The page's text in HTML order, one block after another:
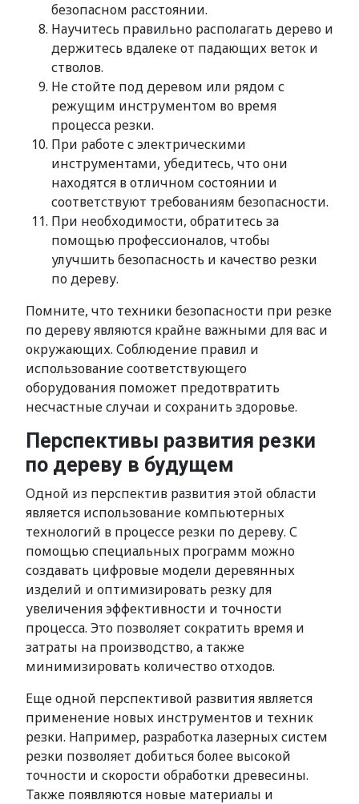
безопасном расстоянии.
Научитесь правильно располагать дерево и
держитесь вдалеке от падающих веток и
стволов.
Не стойте под деревом или рядом с
режущим инструментом во время
процесса резки.
При работе с электрическими
инструментами, убедитесь, что они
находятся в отличном состоянии и
соответствуют требованиям безопасности.
При необходимости, обратитесь за
помощью профессионалов, чтобы
улучшить безопасность и качество резки
по дереву.
Помните, что техники безопасности при резке
по дереву являются крайне важными для вас и
окружающих. Соблюдение правил и
использование соответствующего
оборудования поможет предотвратить
несчастные случаи и сохранить здоровье.
Перспективы развития резки
по дереву в будущем
Одной из перспектив развития этой области
является использование компьютерных
технологий в процессе резки по дереву. С
помощью специальных программ можно
создавать цифровые модели деревянных
изделий и оптимизировать резку для
увеличения эффективности и точности
процесса. Это позволяет сократить время и
затраты на производство, а также
минимизировать количество отходов.
Еще одной перспективой развития является
применение новых инструментов и техник
резки. Например, разработка лазерных систем
резки позволяет добиться более высокой
точности и скорости обработки древесины.
Также появляются новые материалы и